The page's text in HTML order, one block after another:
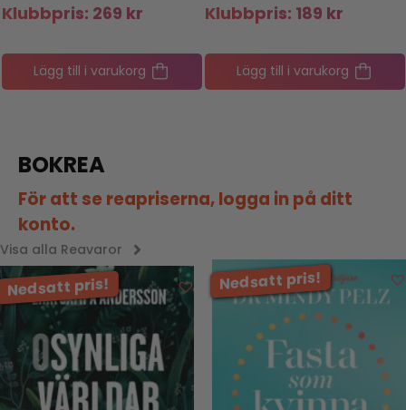
269kr
till i varukorg
Klubbpris:189kr
Lägg till i varukorg
BOKREA
För att se reapriserna, logga in på ditt
konto.
Visa alla Reavaror